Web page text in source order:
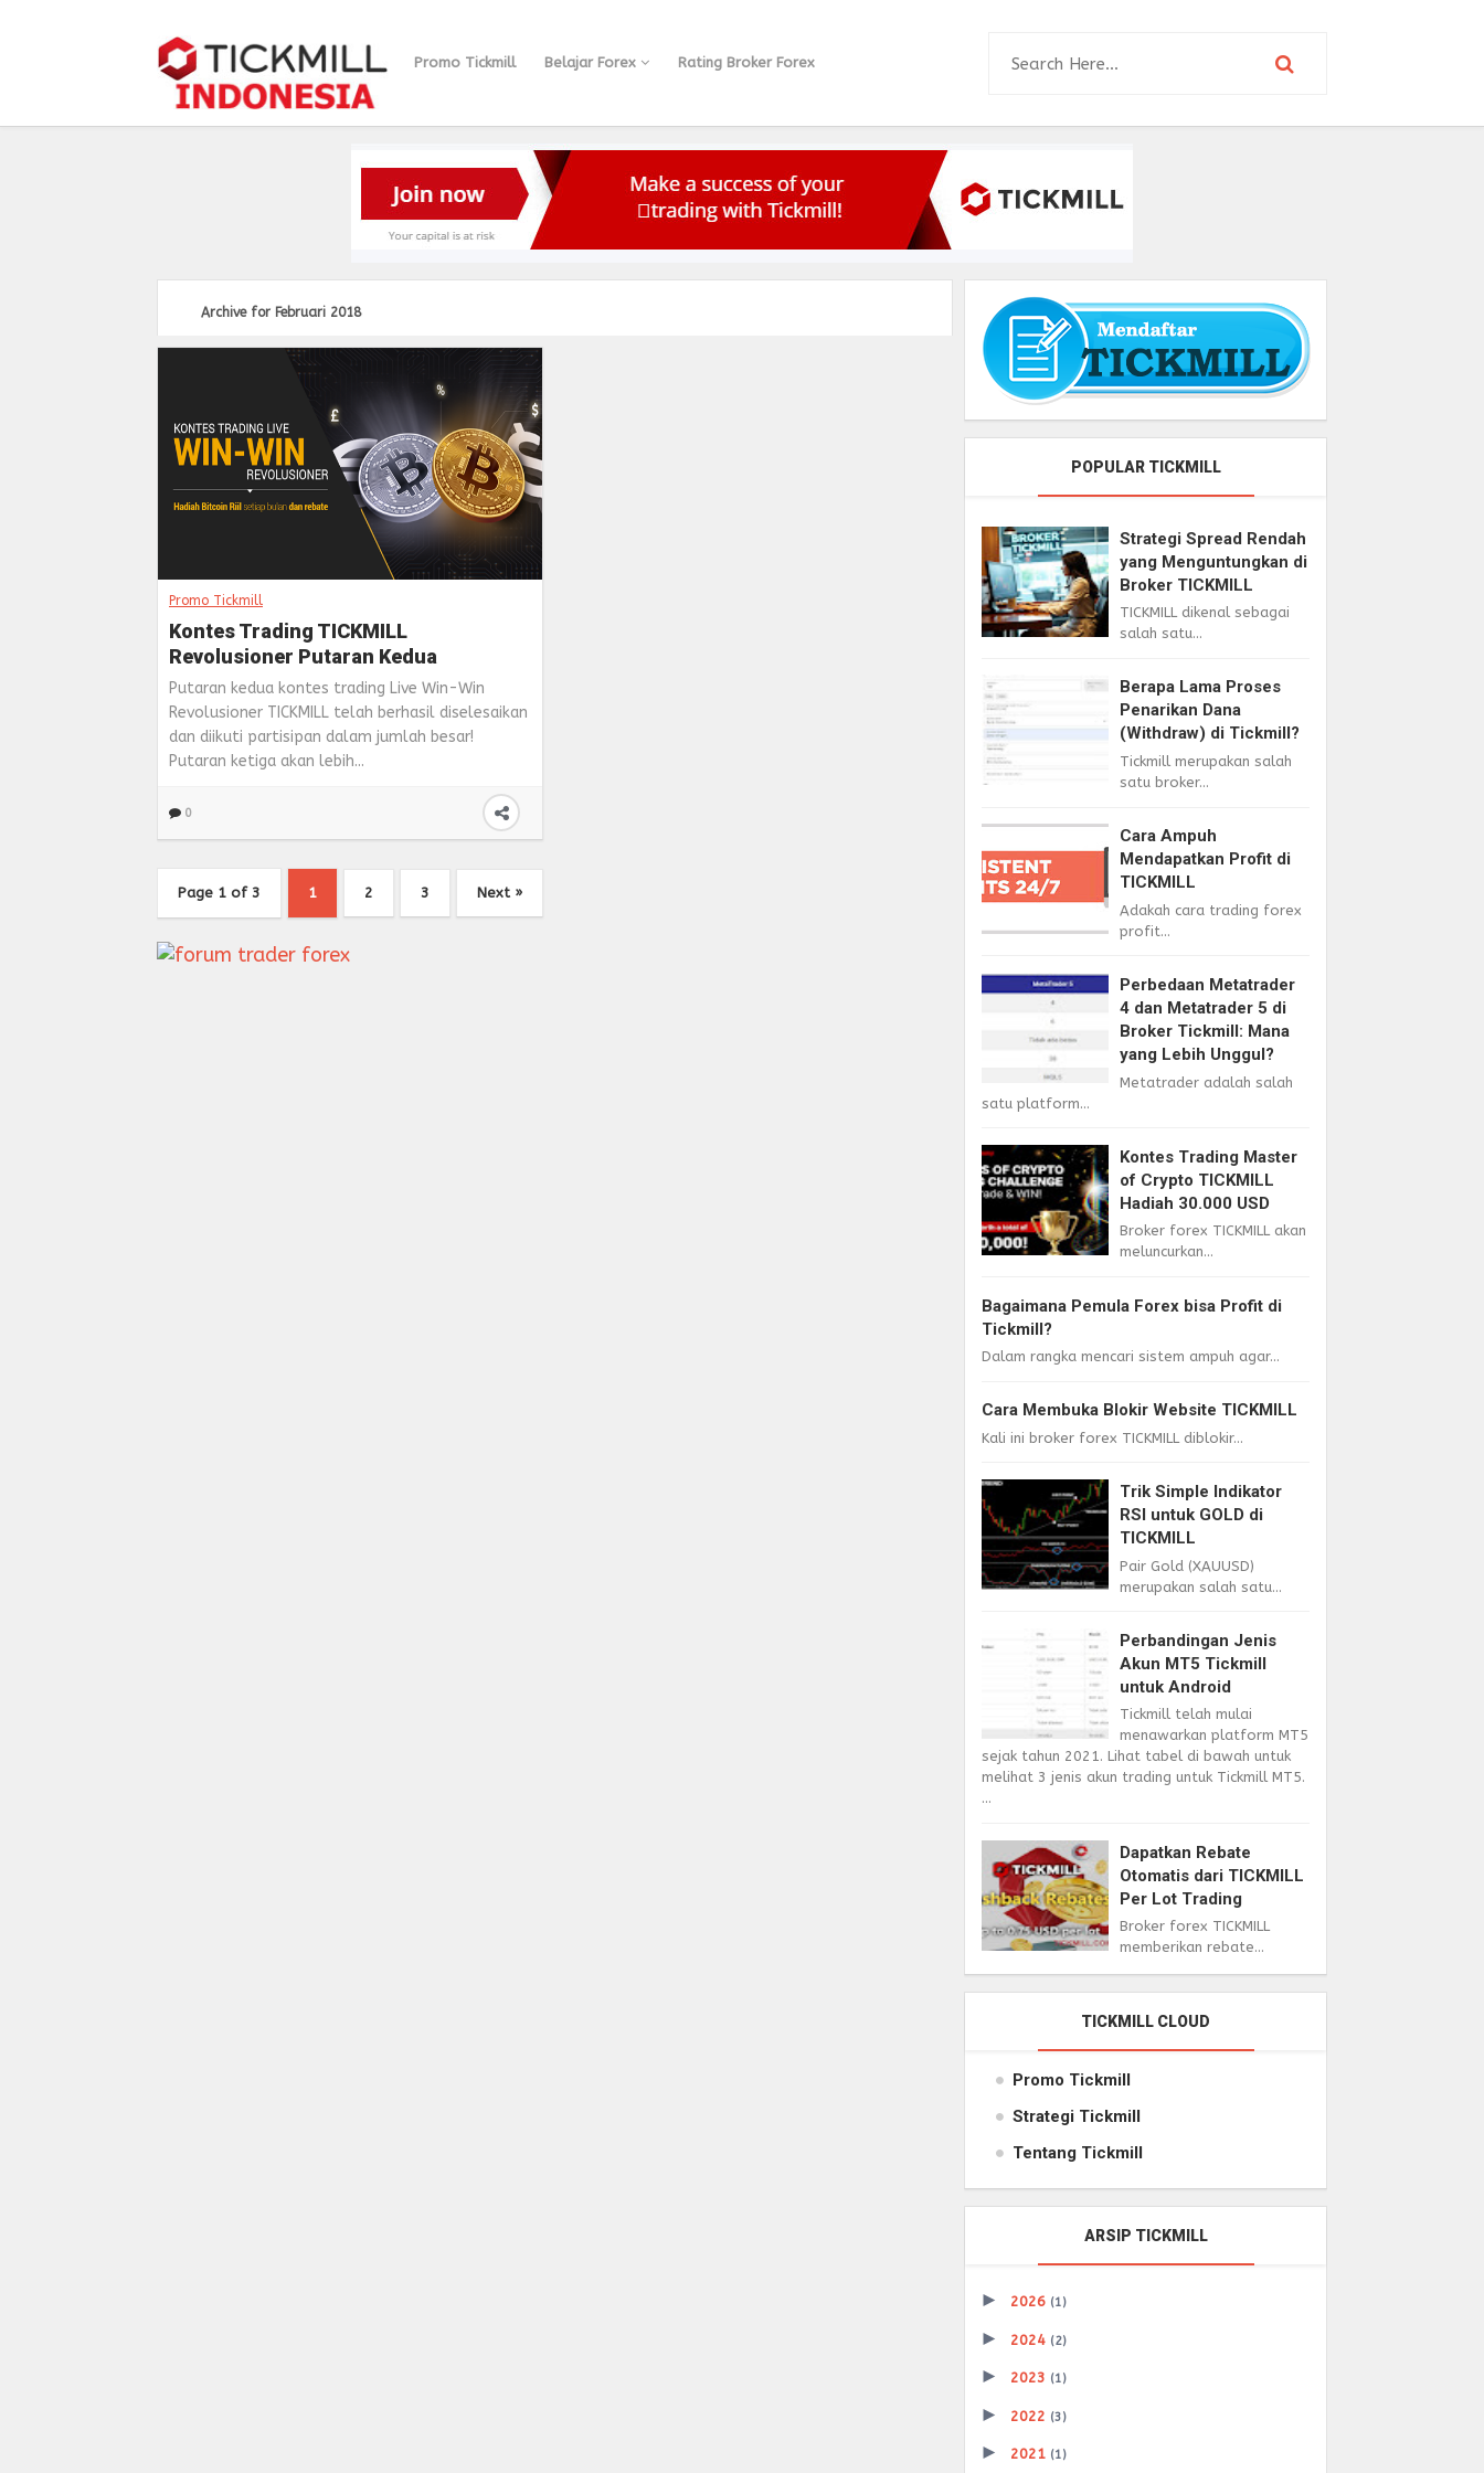
Indonesia
Promo Tickmill Belajar Forex Rating Broker Forex
Archive for Februari 2018
Promo Tickmill
Kontes Trading TICKMILL
Revolusioner Putaran Kedua
Putaran kedua kontes trading Live Win-Win
Revolusioner TICKMILL telah berhasil diselesaikan
dan diikuti partisipan dalam jumlah besar!
Putaran ketiga akan lebih...
0
Page 1 of 3 1 2 3 Next »
POPULAR TICKMILL
Strategi Spread Rendah
yang Menguntungkan di
Broker TICKMILL
TICKMILL dikenal sebagai
salah satu...
Berapa Lama Proses
Penarikan Dana
(Withdraw) di Tickmill?
Tickmill merupakan salah
satu broker...
Cara Ampuh
Mendapatkan Profit di
TICKMILL
Adakah cara trading forex
profit...
Perbedaan Metatrader
4 dan Metatrader 5 di
Broker Tickmill: Mana
yang Lebih Unggul?
Metatrader adalah salah
satu platform...
Kontes Trading Master
of Crypto TICKMILL
Hadiah 30.000 USD
Broker forex TICKMILL akan
meluncurkan...
Bagaimana Pemula Forex bisa Profit di
Tickmill?
Dalam rangka mencari sistem ampuh agar...
Cara Membuka Blokir Website TICKMILL
Kali ini broker forex TICKMILL diblokir...
Trik Simple Indikator
RSI untuk GOLD di
TICKMILL
Pair Gold (XAUUSD)
merupakan salah satu...
Perbandingan Jenis
Akun MT5 Tickmill
untuk Android
Tickmill telah mulai
menawarkan platform MT5
sejak tahun 2021. Lihat tabel di bawah untuk
melihat 3 jenis akun trading untuk Tickmill MT5.
...
Dapatkan Rebate
Otomatis dari TICKMILL
Per Lot Trading
Broker forex TICKMILL
memberikan rebate...
TICKMILL CLOUD
Promo Tickmill
Strategi Tickmill
Tentang Tickmill
ARSIP TICKMILL
► 2026 (1)
► 2024 (2)
► 2023 (1)
► 2022 (3)
► 2021 (1)